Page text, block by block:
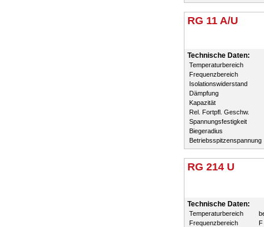
RG 11 A/U
Technische Daten:
Temperaturbereich
Frequenzbereich
Isolationswiderstand
Dämpfung
Kapazität
Rel. Fortpfl. Geschw.
Spannungsfestigkeit
Biegeradius
Betriebsspitzenspannung
RG 214 U
Technische Daten:
Temperaturbereich
Frequenzbereich